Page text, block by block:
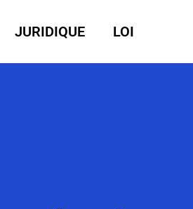
JURIDIQUE LOI